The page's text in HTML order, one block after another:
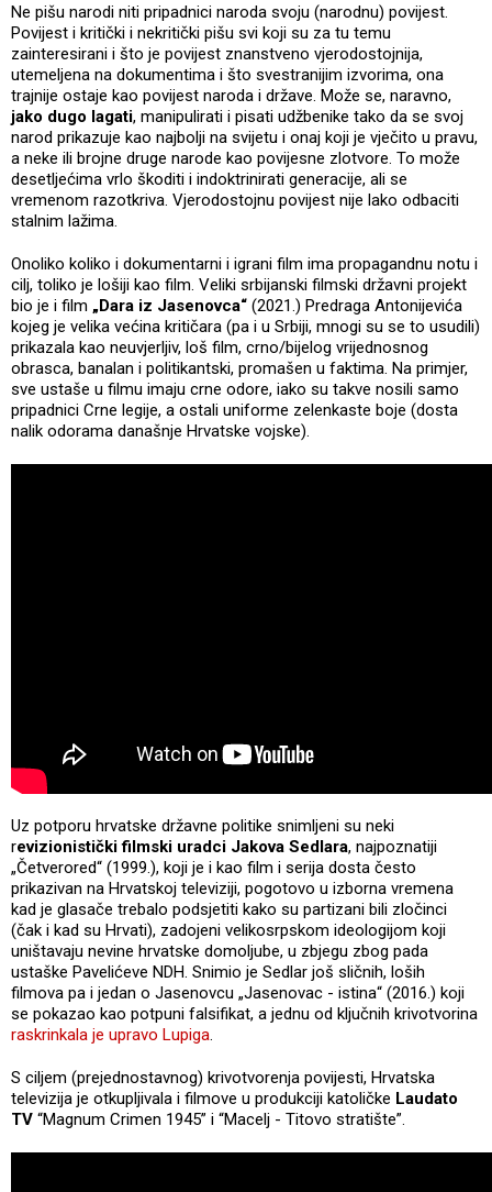
Ne pišu narodi niti pripadnici naroda svoju (narodnu) povijest.
Povijest i kritički i nekritički pišu svi koji su za tu temu
zainteresirani i što je povijest znanstveno vjerodostojnija,
utemeljena na dokumentima i što svestranijim izvorima, ona
trajnije ostaje kao povijest naroda i države. Može se, naravno,
jako dugo lagati, manipulirati i pisati udžbenike tako da se svoj
narod prikazuje kao najbolji na svijetu i onaj koji je vječito u pravu,
a neke ili brojne druge narode kao povijesne zlotvore. To može
desetljećima vrlo škoditi i indoktrinirati generacije, ali se
vremenom razotkriva. Vjerodostojnu povijest nije lako odbaciti
stalnim lažima.
Onoliko koliko i dokumentarni i igrani film ima propagandnu notu i
cilj, toliko je lošiji kao film. Veliki srbijanski filmski državni projekt
bio je i film „Dara iz Jasenovca“ (2021.) Predraga Antonijevića
kojeg je velika većina kritičara (pa i u Srbiji, mnogi su se to usudili)
prikazala kao neuvjerljiv, loš film, crno/bijelog vrijednosnog
obrasca, banalan i politikantski, promašen u faktima. Na primjer,
sve ustaše u filmu imaju crne odore, iako su takve nosili samo
pripadnici Crne legije, a ostali uniforme zelenkaste boje (dosta
nalik odorama današnje Hrvatske vojske).
Uz potporu hrvatske državne politike snimljeni su neki
revizionistički filmski uradci Jakova Sedlara, najpoznatiji
„Četverored“ (1999.), koji je i kao film i serija dosta često
prikazivan na Hrvatskoj televiziji, pogotovo u izborna vremena
kad je glasače trebalo podsjetiti kako su partizani bili zločinci
(čak i kad su Hrvati), zadojeni velikosrpskom ideologijom koji
uništavaju nevine hrvatske domoljube, u zbjegu zbog pada
ustaške Pavelićeve NDH. Snimio je Sedlar još sličnih, loših
filmova pa i jedan o Jasenovcu „Jasenovac - istina“ (2016.) koji
se pokazao kao potpuni falsifikat, a jednu od ključnih krivotvorina
raskrinkala je upravo Lupiga.
S ciljem (prejednostavnog) krivotvorenja povijesti, Hrvatska
televizija je otkupljivala i filmove u produkciji katoličke Laudato
TV “Magnum Crimen 1945” i “Macelj - Titovo stratište”.